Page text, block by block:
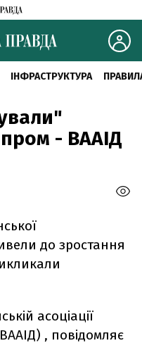
ІНФРАСТРУКТУРА
- ВААІД
до зростання
асоціації
, повідомляє